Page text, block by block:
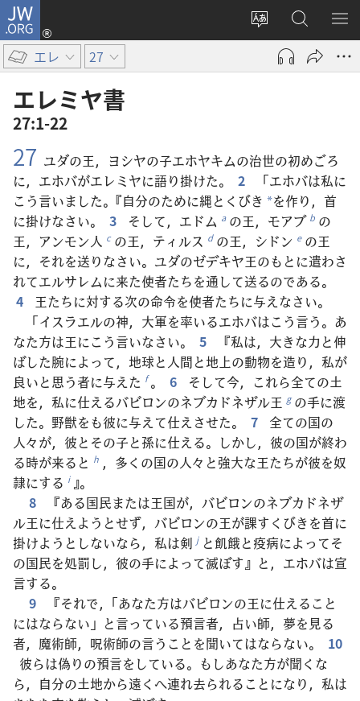
JW.ORG
サ
ト
を
変
え
る
ロ
グ
ン
タ
ブ
で
開
く）
JW.ORG
の
検
メ
を
エレ 27
エレミヤ​書
27:1-22
27 ユダの王，ヨシヤの子エホヤキムの治世の初めごろ
に，エホバがエレミヤに語り掛けた。
2
「エホバは私に
こう言いました。『自分のために縄とくびき *を作り，首
に掛けなさい。
3 そして，エドム a の王，モアブ b の
王，アンモン人 c の王，ティルス d の王，シドン e の王
に，それを送りなさい。ユダのゼデキヤ王のもとに遣わさ
れてエルサレムに来た使者たちを通して送るのである。
4
王たちに対する次の命令を使者たちに与えなさい。
「イスラエルの神，大軍を率いるエホバはこう言う。あ
なた方は王にこう言いなさい。
5
『私は，大きな力と伸
ばした腕によって，地球と人間と地上の動物を造り，私が
良いと思う者に与えた f 。 6
そして今，これら全ての土
地を，私に仕えるバビロンのネブカドネザル王 g の手に渡
した。野獣をも彼に与えて仕えさせた。
7
全ての国の
人々が，彼とその子と孫に仕える。しかし，彼の国が終わ
る時が来ると h ，多くの国の人々と強大な王たちが彼を奴
隷にする i 』。
8
『ある国民または王国が，バビロンのネブカドネザ
ル王に仕えようとせず，バビロンの王が課すくびきを首に
掛けようとしないなら，私は剣 j と飢餓と疫病によってそ
の国民を処罰し，彼の手によって滅ぼす』と，エホバは宣
言する。
9
『それで，「あなた方はバビロンの王に仕えること
にはならない」と言っている預言者，占い師，夢を見る
者，魔術師，呪術師の言うことを聞いてはならない。
10
彼らは偽りの預言をしている。もしあなた方が聞くな
ら，自分の土地から遠くへ連れ去られることになり，私は